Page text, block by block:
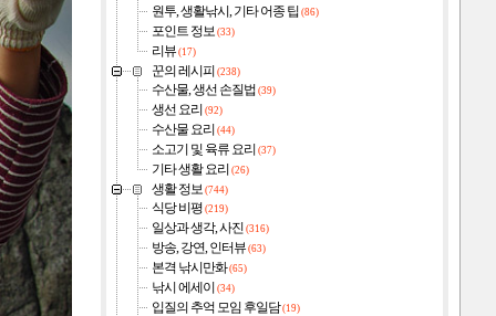
원투, 생활낚시, 기타 어종 팁 (86)
포인트 정보 (33)
리뷰 (17)
꾼의 레시피 (238)
수산물, 생선 손질법 (39)
생선 요리 (92)
수산물 요리 (44)
소고기 및 육류 요리 (37)
기타 생활 요리 (26)
생활 정보 (744)
식당 비평 (219)
일상과 생각, 사진 (316)
방송, 강연, 인터뷰 (63)
본격 낚시만화(65)
낚시 에세이 (34)
입질의 추억 모임 후일담(19)